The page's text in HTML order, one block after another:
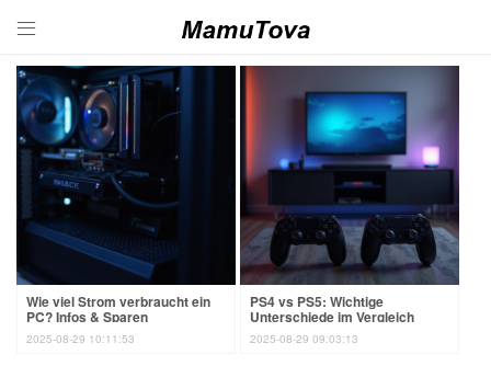

Wie viel Strom verbraucht ein
PC? Infos & Sparen
2025-08-29 10:11:53
PS4 vs PS5: Wichtige
Unterschiede im Vergleich
2025-08-29 09:03:13